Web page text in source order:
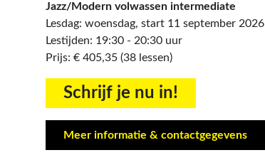
Jazz/Modern volwassen intermediate
Lesdag: woensdag, start 11 september 2026
Lestijden: 19:30 - 20:30 uur
Prijs: € 405,35 (38 lessen)
​​​​​​​Schrijf je nu in!
Meer informatie & contactgegevens